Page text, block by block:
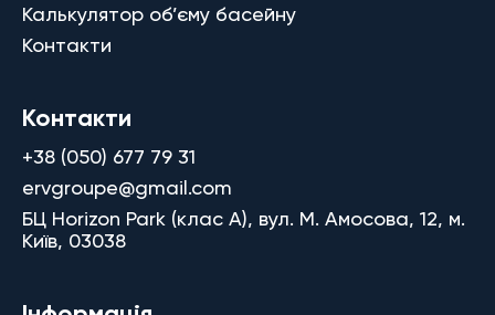
Калькулятор об’єму басейну
Контакти
Контакти
+38 (050) 677 79 31
ervgroupe@gmail.com
БЦ Horizon Park (клас A), вул. М. Амосова, 12, м.
Київ, 03038